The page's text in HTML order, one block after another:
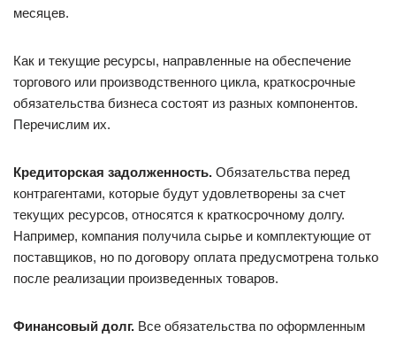
месяцев.
Как и текущие ресурсы, направленные на обеспечение
торгового или производственного цикла, краткосрочные
обязательства бизнеса состоят из разных компонентов.
Перечислим их.
Кредиторская задолженность. Обязательства перед
контрагентами, которые будут удовлетворены за счет
текущих ресурсов, относятся к краткосрочному долгу.
Например, компания получила сырье и комплектующие от
поставщиков, но по договору оплата предусмотрена только
после реализации произведенных товаров.
Финансовый долг. Все обязательства по оформленным